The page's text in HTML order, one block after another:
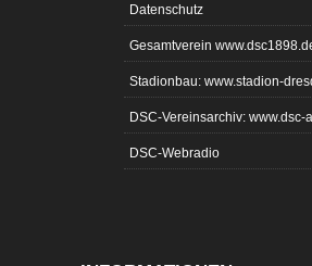
Datenschutz
Gesamtverein
Stadionbau: www.stadion-
DSC-Vereinsarchiv: www.dsc-
DSC-Webradio